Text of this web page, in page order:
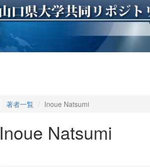
著者一覧 Inoue Natsumi
Inoue Natsumi